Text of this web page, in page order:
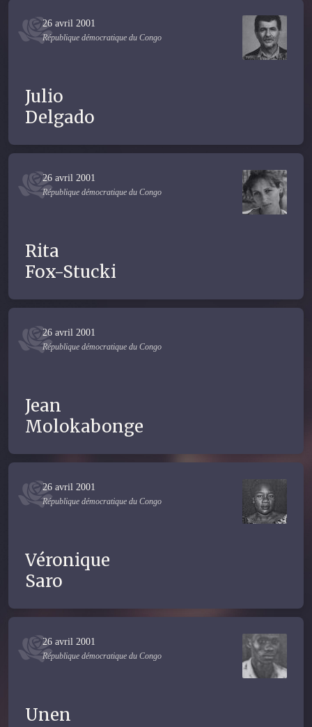
26 avril 2001
République démocratique du Congo
Julio
Delgado
26 avril 2001
République démocratique du Congo
Rita
Fox-Stucki
26 avril 2001
République démocratique du Congo
Jean
Molokabonge
26 avril 2001
République démocratique du Congo
Véronique
Saro
26 avril 2001
République démocratique du Congo
Unen